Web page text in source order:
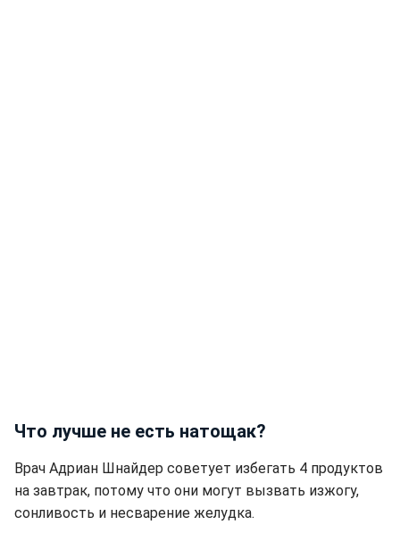
Что лучше не есть натощак?
Врач Адриан Шнайдер советует избегать 4 продуктов
на завтрак, потому что они могут вызвать изжогу,
сонливость и несварение желудка.